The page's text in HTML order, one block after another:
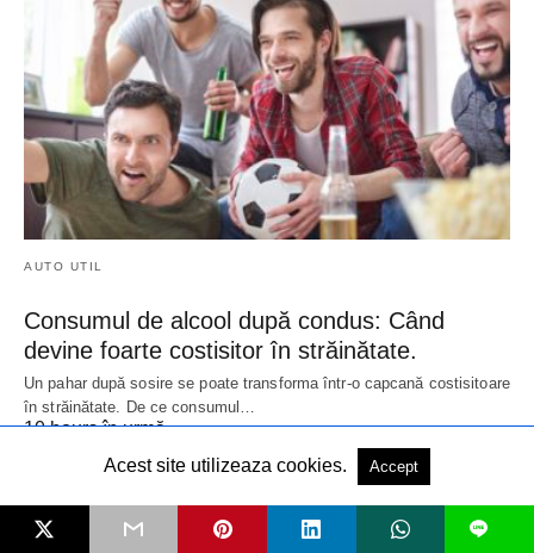
AUTO UTIL
Consumul de alcool după condus: Când
devine foarte costisitor în străinătate.
Un pahar după sosire se poate transforma într-o capcană costisitoare
în străinătate. De ce consumul…
10 hours în urmă
Acest site utilizeaza cookies. Accept